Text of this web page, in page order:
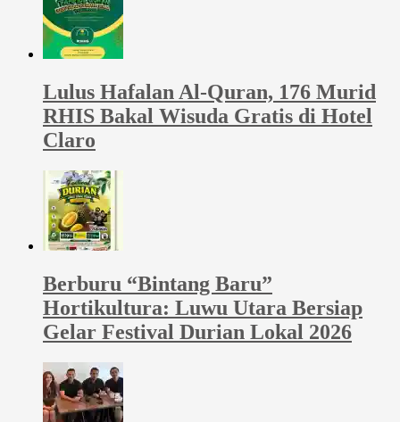
Lulus Hafalan Al-Quran, 176 Murid
RHIS Bakal Wisuda Gratis di Hotel
Claro
Berburu “Bintang Baru”
Hortikultura: Luwu Utara Bersiap
Gelar Festival Durian Lokal 2026